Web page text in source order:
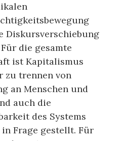
Diskursverschiebung
die gesamte
ist Kapitalismus
zu trennen von
an Menschen und
auch die
des Systems
Frage gestellt. Für